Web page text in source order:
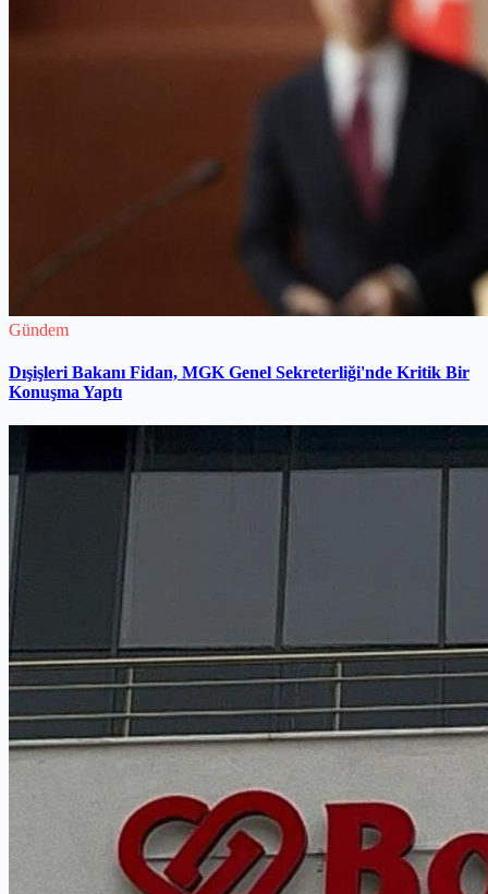
Gündem
Dışişleri Bakanı Fidan, MGK Genel Sekreterliği'nde Kritik Bir
Konuşma Yaptı